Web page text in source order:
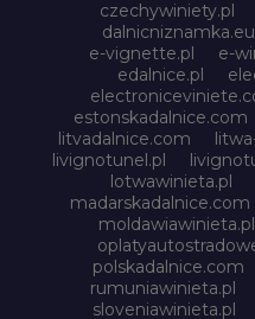
czechywiniety.pl
dalnicniznamka.eu
e-vignette.pl
e-
edalnice.pl
estonskadalnice.com
litvadalnice.com
livignotunel.pl
lotwawinieta.pl
madarskadalnice.com
moldawiawinieta.pl
polskadalnice.com
rumuniawinieta.pl
sloveniawinieta.pl